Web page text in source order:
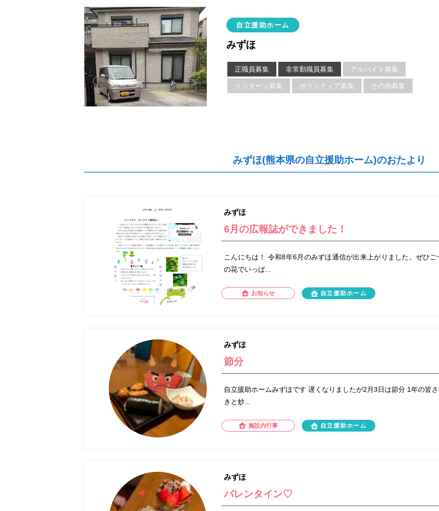
自立援助ホーム
みずほ
正職員募集 非常勤職員募集 アルバイト募集
インターン募集 ボランティア募集 その他募集
みずほ(熊本県の自立援助ホーム)のおたより
みずほ
6月の広報誌ができました！
こんにちは！ 令和8年6月のみずほ通信が出来上がりました。ぜひ
の花でいっぱ...
お知らせ 自立援助ホーム
みずほ
節分
自立援助ホームみずほです 遅くなりましたが2月3日は節分 1年の皆
きと炒...
施設内行事 自立援助ホーム
みずほ
バレンタイン♡